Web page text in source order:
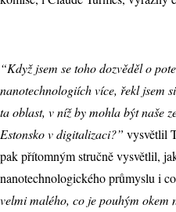
“Když jsem se toho dozvěděl o
nanotechnologiích více, řekl jsem
ta oblast, v níž by mohla být naše
Estonsko v digitalizaci?” vysvětlil
pak přítomným stručně vysvětlil,
nanotechnologického průmyslu i
velmi malého, co je pouhým